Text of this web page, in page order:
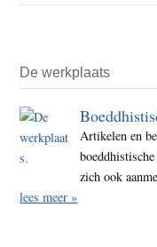
De werkplaats
Artikelen en
zich ook
lees meer »